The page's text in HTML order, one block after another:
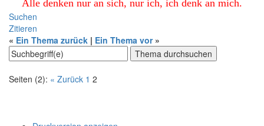
Alle denken nur an sich, nur ich, ich denk an mich.
Suchen
Zitieren
«Ein Thema zurück Ein Thema vor»